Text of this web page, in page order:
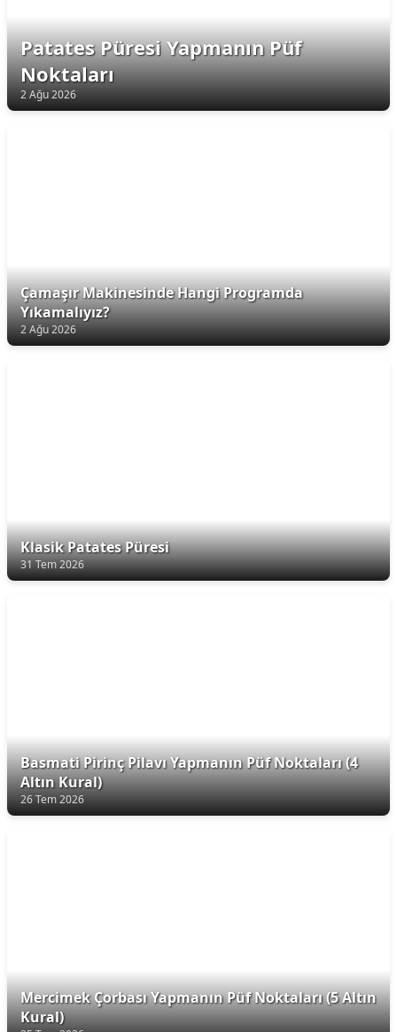
Patates Püresi Yapmanın Püf
Noktaları
2 Ağu 2026
Çamaşır Makinesinde Hangi Programda
Yıkamalıyız?
2 Ağu 2026
Klasik Patates Püresi
31 Tem 2026
Basmati Pirinç Pilavı Yapmanın Püf Noktaları (4
Altın Kural)
26 Tem 2026
Mercimek Çorbası Yapmanın Püf Noktaları (5 Altın
Kural)